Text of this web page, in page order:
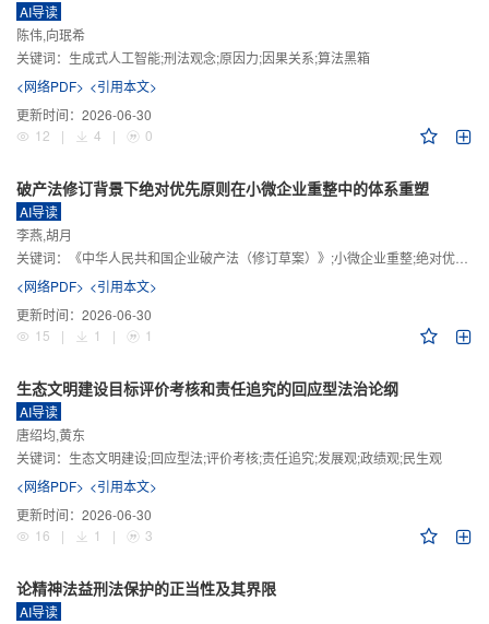
AI导读
陈伟,向珉希
关键词： 生成式人工智能;刑法观念;原因力;因果关系;算法黑箱
<网络PDF> <引用本文>
更新时间： 2026-06-30
12
| 4 | 0
破产法修订背景下绝对优先原则在小微企业重整中的体系重塑
AI导读
李燕,胡月
关键词：
《中华人民共和国企业破产法（修订草案）》;小微企业重整;绝对优先原则;股东权益保留;预期可支配收入标准
<网络PDF> <引用本文>
更新时间： 2026-06-30
15
| 1 | 1
生态文明建设目标评价考核和责任追究的回应型法治论纲
AI导读
唐绍均,黄东
关键词： 生态文明建设;回应型法;评价考核;责任追究;发展观;政绩观;民生观
<网络PDF> <引用本文>
更新时间： 2026-06-30
16
| 1 | 3
论精神法益刑法保护的正当性及其界限
AI导读